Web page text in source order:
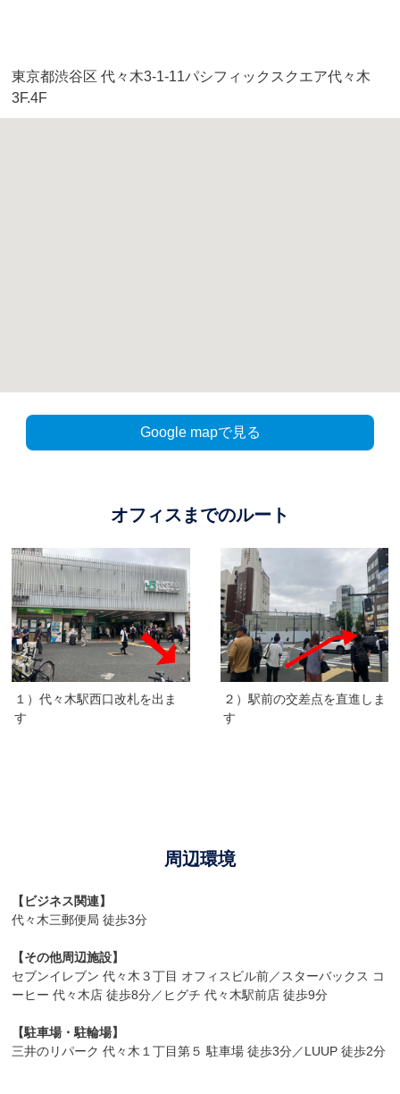
東京都渋谷区 代々木3-1-11パシフィックスクエア代々木
3F.4F
Google mapで見る
オフィスまでのルート
１）代々木駅西口改札を出ま
す
２）駅前の交差点を直進しま
す
周辺環境
【ビジネス関連】
代々木三郵便局 徒歩3分
【その他周辺施設】
セブンイレブン 代々木３丁目 オフィスビル前／スターバックス コ
ーヒー 代々木店 徒歩8分／ヒグチ 代々木駅前店 徒歩9分
【駐車場・駐輪場】
三井のリパーク 代々木１丁目第５ 駐車場 徒歩3分／LUUP 徒歩2分